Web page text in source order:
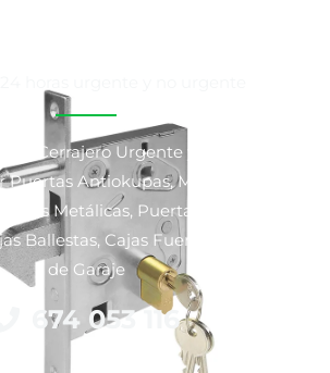
Cerrajero Urgente y No Urgente,
Puertas Antiokupas, Motorización y
Metálicas, Puertas Blindadas y
Ballestas, Cajas Fuertes y Puertas
de Garaje
674 053 116